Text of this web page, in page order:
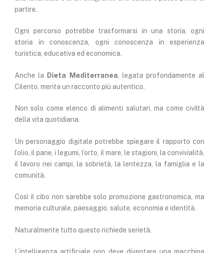
partire.
Ogni percorso potrebbe trasformarsi in una storia, ogni
storia in conoscenza, ogni conoscenza in esperienza
turistica, educativa ed economica.
Anche la Dieta Mediterranea , legata profondamente al
Cilento, merita un racconto più autentico.
Non solo come elenco di alimenti salutari, ma come civiltà
della vita quotidiana.
Un personaggio digitale potrebbe spiegare il rapporto con
l’olio, il pane, i legumi, l’orto, il mare, le stagioni, la convivialità,
il lavoro nei campi, la sobrietà, la lentezza, la famiglia e la
comunità.
Così il cibo non sarebbe solo promozione gastronomica, ma
memoria culturale, paesaggio, salute, economia e identità.
Naturalmente tutto questo richiede serietà.